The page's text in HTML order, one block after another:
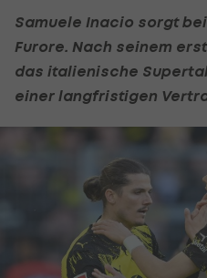
Samuele Inacio sorgt bei
Furore. Nach seinem
das italienische
einer langfristigen